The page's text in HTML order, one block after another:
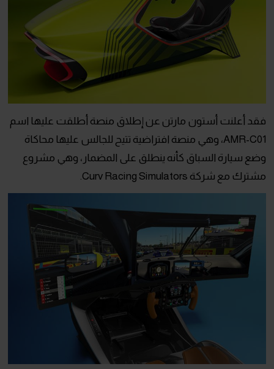
فقد أعلنت أستون مارتن عن إطلاق منصة أطلقت عليها اسم
AMR-C01، وهي منصة افتراضية تتيح للجالس عليها محاكاة
وضع سيارة السباق كأنه ينطلق على المضمار، وهي مشروع
مشترك مع شركة Curv Racing Simulators.